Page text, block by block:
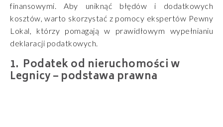
finansowymi. Aby uniknąć błędów i dodatkowych
kosztów, warto skorzystać z pomocy ekspertów Pewny
Lokal, którzy pomagają w prawidłowym wypełnianiu
deklaracji podatkowych.
Podatek od nieruchomości w
Legnicy – podstawa prawna